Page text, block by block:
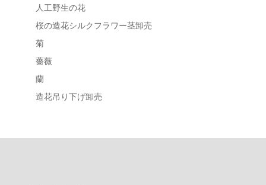
人工野生の花
桜の造花シルクフラワー茎卸売
菊
薔薇
蘭
造花吊り下げ卸売